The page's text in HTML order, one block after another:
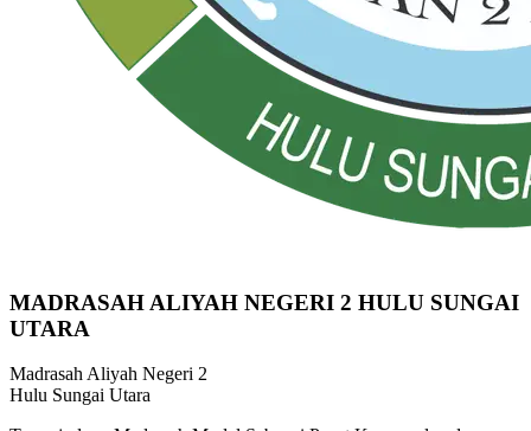
MADRASAH ALIYAH NEGERI 2 HULU SUNGAI
UTARA
Madrasah Aliyah Negeri 2
Hulu Sungai Utara